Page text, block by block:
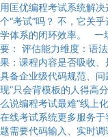
用匡优编程考试系统解
个“考试”吗？ 不，它关
学体系的闭环效率。 一
要： 评估能力维度：语
果：课程内容是否吸收
具备企业级代码规范、
现“只会背模板的人得高
么说编程考试最难“线上
在线考试系统更多服务于
题需要代码输入、实时